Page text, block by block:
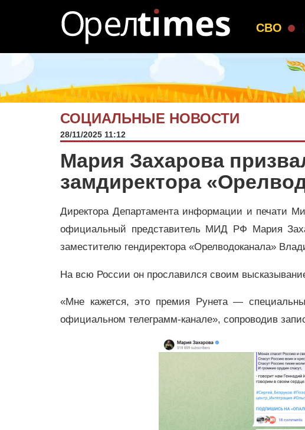
СВО
СОЦИАЛЬНЫЕ НОВОСТИ
28/11/2025 11:12
Мария Захарова
замдиректора
Директора Департамента информации и печати
официальный представитель МИД РФ Мария
заместителю гендиректора «Орелводоканала»
На всю России он прославился своим
«Мне кажется, это премия Рунета —
официальном телеграмм-канале», сопроводив